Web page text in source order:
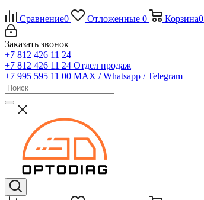
Сравнение0 Отложенные 0 Корзина0
Заказать звонок
+7 812 426 11 24
+7 812 426 11 24 Отдел продаж
+7 995 595 11 00 MAX / Whatsapp / Telegram